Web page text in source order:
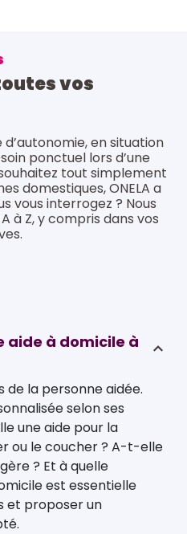
vos
en situation
ponctuel lors d’une
tout simplement
domestiques, ONELA a
vous interrogez ? Nous
à Z, y compris dans vos
aide à domicile à
de la personne aidée.
selon ses
une aide pour la
ou le coucher ? A-t-elle
? Et à quelle
est essentielle
et proposer un